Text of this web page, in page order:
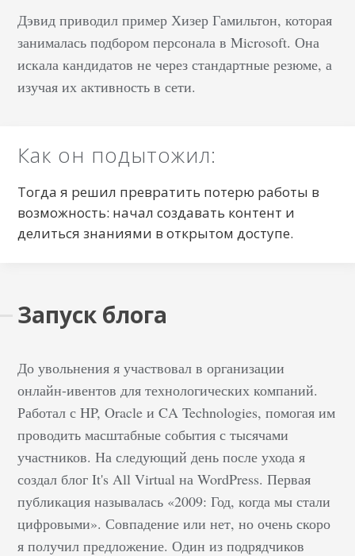
Дэвид приводил пример Хизер Гамильтон, которая
занималась подбором персонала в Microsoft. Она
искала кандидатов не через стандартные резюме, а
изучая их активность в сети.
Как он подытожил:
Тогда я решил превратить потерю работы в
возможность: начал создавать контент и
делиться знаниями в открытом доступе.
Запуск блога
До увольнения я участвовал в организации
онлайн-ивентов для технологических компаний.
Работал с HP, Oracle и CA Technologies, помогая им
проводить масштабные события с тысячами
участников. На следующий день после ухода я
создал блог It's All Virtual на WordPress. Первая
публикация называлась «2009: Год, когда мы стали
цифровыми». Совпадение или нет, но очень скоро
я получил предложение. Один из подрядчиков